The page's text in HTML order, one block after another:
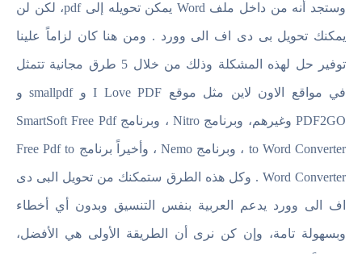
وستجد أنه من داخل ملف Word يمكن تحويله إلى pdf، لكن لن
يمكنك تحويل بى دى اف الى وورد . ومن هنا كان لزاماً علينا
توفير حل لهذه المشكلة وذلك من خلال 5 طرق مجانية تتمثل
في مواقع الاون لاين مثل موقع I Love PDF و smallpdf و
PDF2GO وغيرهم، وبرنامج Nitro ، وبرنامج SmartSoft Free Pdf
to Word Converter ، وبرنامج Nemo ، وأخيراً برنامج Free Pdf to
Word Converter . وكل هذه الطرق ستمكنك من تحويل البى دى
اف الى وورد يدعم العربية بنفس التنسيق وبدون أي أخطاء
وبسهولة تامة، وإن كن نرى أن الطريقة الأولى هي الأفضل،